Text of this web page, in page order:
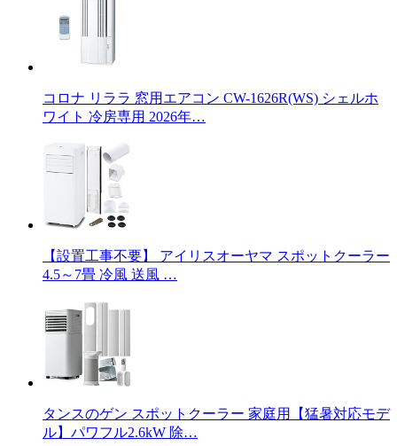
コロナ リララ 窓用エアコン CW-1626R(WS) シェルホ
ワイト 冷房専用 2026年…
【設置工事不要】 アイリスオーヤマ スポットクーラー
4.5～7畳 冷風 送風 …
タンスのゲン スポットクーラー 家庭用【猛暑対応モデ
ル】パワフル2.6kW 除…